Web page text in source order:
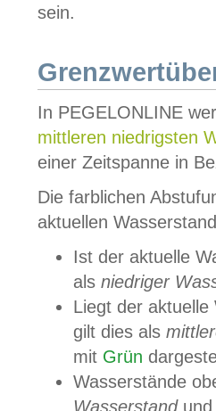
sein.
In PEGELONLINE
mittleren niedrigsten
einer Zeitspanne in
Die farblichen
aktuellen
Ist der aktuelle
als niedriger
Liegt der
gilt dies als
mit Grün
Wasserstände
Wasserstandund